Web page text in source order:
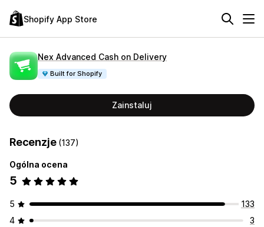
Shopify App Store
Nex Advanced Cash on Delivery
Built for Shopify
Zainstaluj
Recenzje (137)
Ogólna ocena
5
5
133
4
3